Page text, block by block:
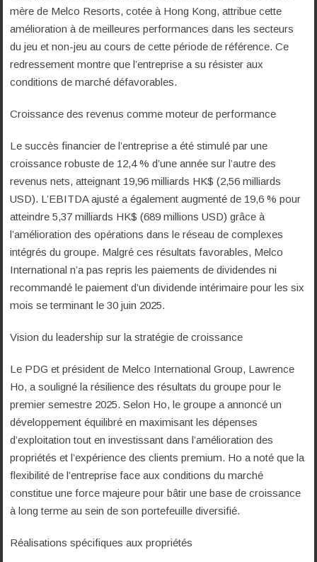
mère de Melco Resorts, cotée à Hong Kong, attribue cette
amélioration à de meilleures performances dans les secteurs
du jeu et non-jeu au cours de cette période de référence. Ce
redressement montre que l’entreprise a su résister aux
conditions de marché défavorables.
Croissance des revenus comme moteur de performance
Le succès financier de l’entreprise a été stimulé par une
croissance robuste de 12,4 % d’une année sur l’autre des
revenus nets, atteignant 19,96 milliards HK$ (2,56 milliards
USD). L’EBITDA ajusté a également augmenté de 19,6 % pour
atteindre 5,37 milliards HK$ (689 millions USD) grâce à
l’amélioration des opérations dans le réseau de complexes
intégrés du groupe. Malgré ces résultats favorables, Melco
International n’a pas repris les paiements de dividendes ni
recommandé le paiement d’un dividende intérimaire pour les six
mois se terminant le 30 juin 2025.
Vision du leadership sur la stratégie de croissance
Le PDG et président de Melco International Group, Lawrence
Ho, a souligné la résilience des résultats du groupe pour le
premier semestre 2025. Selon Ho, le groupe a annoncé un
développement équilibré en maximisant les dépenses
d’exploitation tout en investissant dans l’amélioration des
propriétés et l’expérience des clients premium. Ho a noté que la
flexibilité de l’entreprise face aux conditions du marché
constitue une force majeure pour bâtir une base de croissance
à long terme au sein de son portefeuille diversifié.
Réalisations spécifiques aux propriétés